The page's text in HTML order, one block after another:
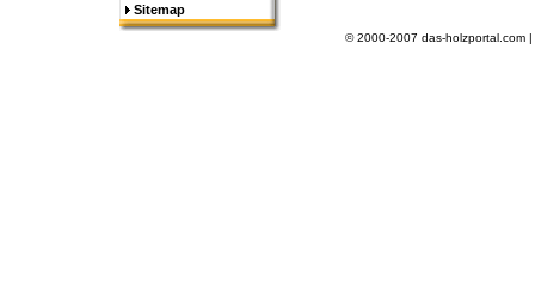
Sitemap
© 2000-2007 das-holzportal.com |